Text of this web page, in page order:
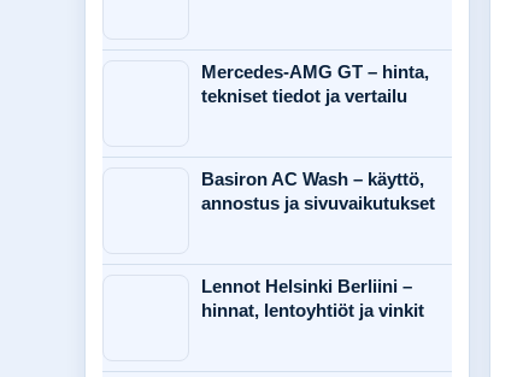
Mercedes-AMG GT – hinta,
tekniset tiedot ja vertailu
Basiron AC Wash – käyttö,
annostus ja sivuvaikutukset
Lennot Helsinki Berliini –
hinnat, lentoyhtiöt ja vinkit